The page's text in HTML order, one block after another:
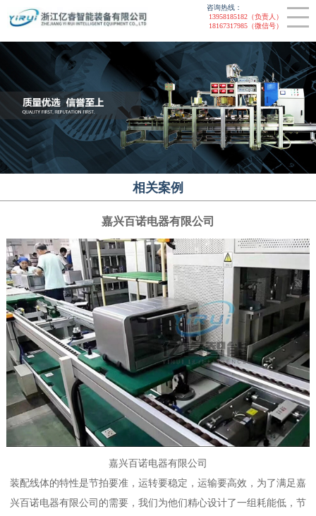
咨询热线：
13958185182（负责人）
18167317985（微信号）
非标设备
提升机
智能装配线
链板线
联系我们
CLOSE
相关案例
嘉兴百诺电器有限公司
嘉兴百诺电器有限公司
装配线体的特性是节拍要准，运转要稳定，运输要高效，为了满足嘉
兴百诺电器有限公司的需要，我们为他们精心设计了一组耗能低，节